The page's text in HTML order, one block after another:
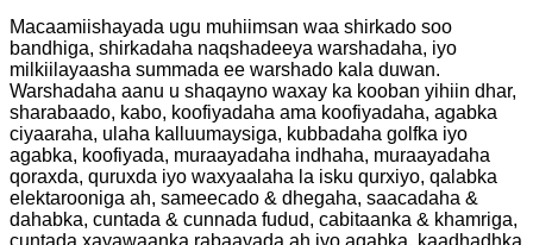
Macaamiishayada ugu muhiimsan waa shirkado soo
bandhiga, shirkadaha naqshadeeya warshadaha, iyo
milkiilayaasha summada ee warshado kala duwan.
Warshadaha aanu u shaqayno waxay ka kooban yihiin dhar,
sharabaado, kabo, koofiyadaha ama koofiyadaha, agabka
ciyaaraha, ulaha kalluumaysiga, kubbadaha golfka iyo
agabka, koofiyada, muraayadaha indhaha, muraayadaha
qoraxda, quruxda iyo waxyaalaha la isku qurxiyo, qalabka
elektarooniga ah, sameecado & dhegaha, saacadaha &
dahabka, cuntada & cunnada fudud, cabitaanka & khamriga,
cuntada xayawaanka rabaayada ah iyo agabka, kaadhadhka